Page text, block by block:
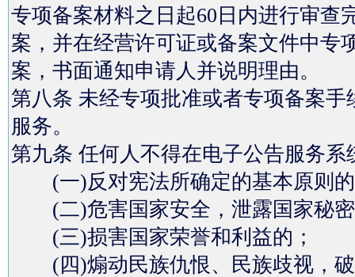
专项备案材料之日起60日内进行审查
案，并在经营许可证或备案文件中专
案，书面通知申请人并说明理由。
第八条 未经专项批准或者专项备案
服务。
第九条 任何人不得在电子公告服务
(一)反对宪法所确定的基本原则
(二)危害国家安全，泄露国家秘密
(三)损害国家荣誉和利益的；
(四)煽动民族仇恨、民族歧视，破